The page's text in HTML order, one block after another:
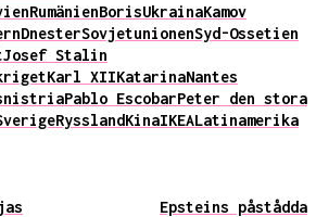
RumänienBorisUkrainaKamov
DnesterSovjetunionenSyd-Ossetien
Josef Stalin
Karl XIIKatarinaNantes
Pablo EscobarPeter den stora
RysslandKinaIKEALatinamerika
Epsteins påstådda